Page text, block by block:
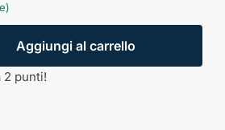
Aggiungi al carrello
2 punti!